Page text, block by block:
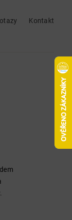
Kontakt